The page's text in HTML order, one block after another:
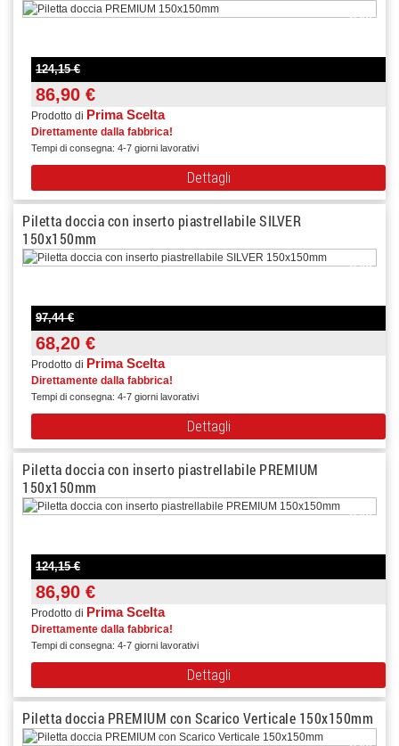
-30%
124,15 €
86,90 €
Prodotto di Prima Scelta
Direttamente dalla fabbrica!
Tempi di consegna: 4-7 giorni lavorativi
Dettagli
Piletta doccia con inserto piastrellabile SILVER
150x150mm
-30%
97,44 €
68,20 €
Prodotto di Prima Scelta
Direttamente dalla fabbrica!
Tempi di consegna: 4-7 giorni lavorativi
Dettagli
Piletta doccia con inserto piastrellabile PREMIUM
150x150mm
-30%
124,15 €
86,90 €
Prodotto di Prima Scelta
Direttamente dalla fabbrica!
Tempi di consegna: 4-7 giorni lavorativi
Dettagli
Piletta doccia PREMIUM con Scarico Verticale 150x150mm